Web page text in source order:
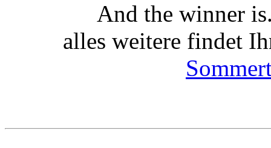
And the winner
alles weitere findet